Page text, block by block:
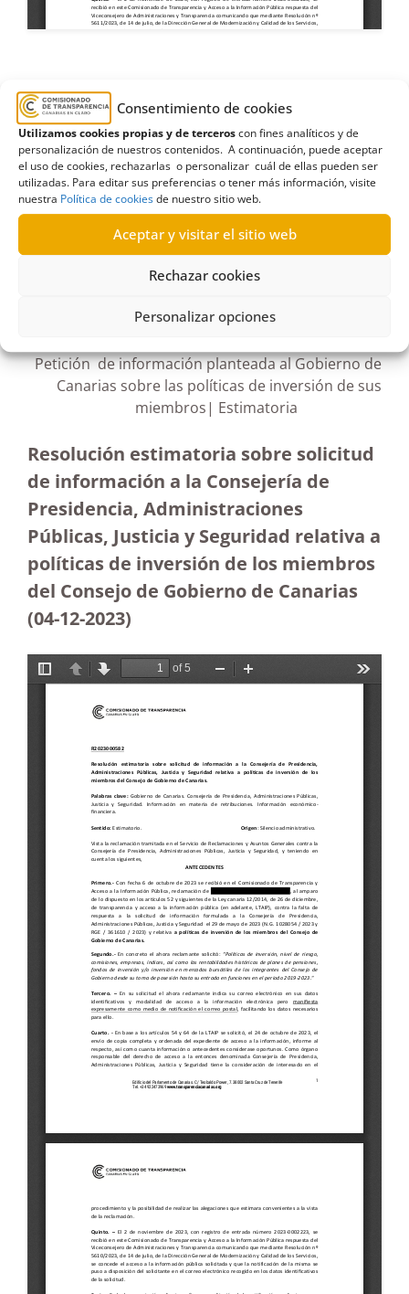
Consentimiento de cookies
Utilizamos cookies propias y de terceroscon fines analíticos y de
personalización de nuestros contenidos. A continuación, puede aceptar
el uso de cookies, rechazarlas o personalizar cuál de ellas pueden ser
utilizadas. Para editar sus preferencias o tener más información, visite
nuestra Política de cookiesde nuestro sitio web.
Aceptar y visitar el sitio web
Rechazar cookies
Personalizar opciones
Administraciones Públicas, aerolíneas
Binter,consejería , Consejo de Gobierno ,COVID-19
destino,Estimatoria,Justicia,puntos,seguridad,
tarjetas,viaje oficial
Petición de información planteada al Gobierno de
Canarias sobre las políticas de inversión de sus
miembros| Estimatoria
Resolución estimatoria sobre solicitud
de información a la Consejería de
Presidencia, Administraciones
Públicas, Justicia y Seguridad relativa a
políticas de inversión de los miembros
del Consejo de Gobierno de Canarias
(04-12-2023)